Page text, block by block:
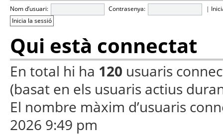
Nom d’usuari: Contrasenya: |
Qui està connectat
En total hi ha 120 usuaris
(basat en els usuaris actius
El nombre màxim d’usuaris
2026 9:49 pm